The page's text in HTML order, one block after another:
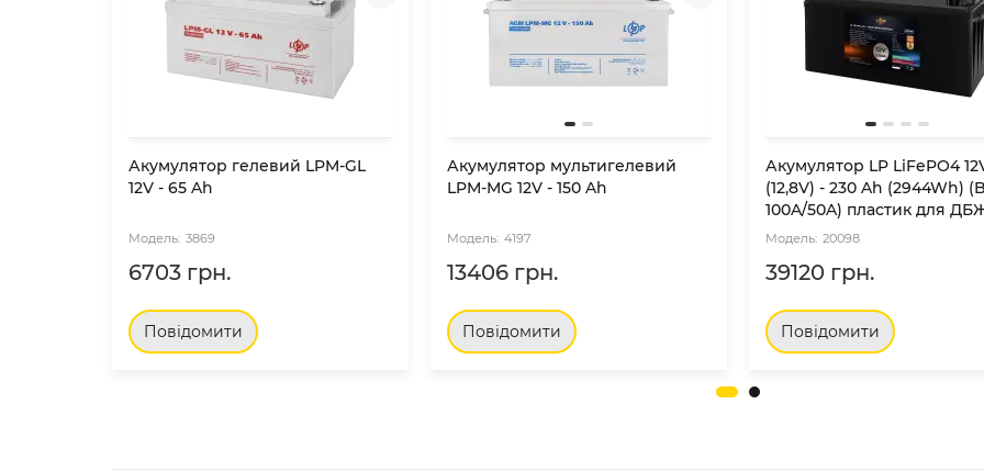
Акумулятор гелевий LPM-GL
12V - 65 Ah
3869
6703 грн.
Повідомити
Акумулятор мультигелевий
LPM-MG 12V - 150 Ah
4197
13406 грн.
Повідомити
Акумулятор LP LiFePO4
(12,8V) - 230 Ah (2944Wh)
100A/50A) пластик для
20098
39120 грн.
Повідомити